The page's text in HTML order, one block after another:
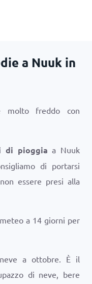
a Nuuk in
freddo con
di pioggia a Nuuk
di portarsi
essere presi alla
a 14 giorni per
a ottobre. È il
di neve, bere